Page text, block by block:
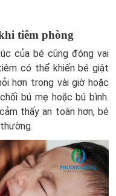
tiêm phòng
của bé cũng đóng vai
có thể khiến bé giật
hơn trong vài giờ hoặc
bú mẹ hoặc bú bình.
thấy an toàn hơn, bé